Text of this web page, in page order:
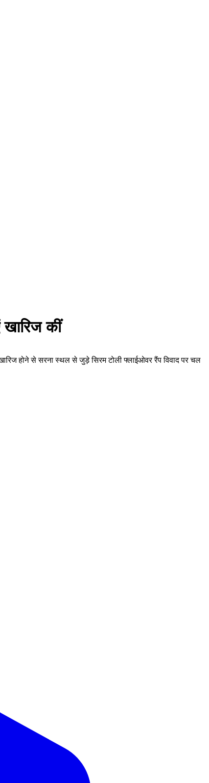
खारिज कीं
होने से सरना स्थल से जुड़े सिरम टोली फ्लाईओवर रैंप विवाद पर चल